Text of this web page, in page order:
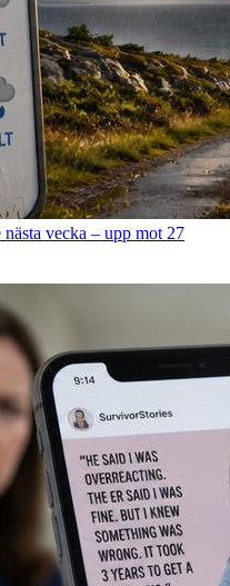
vecka – upp mot 27